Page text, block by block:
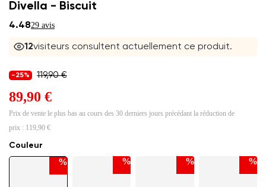
Divella - Biscuit
4.4829 avis
12visiteurs consultent actuellement ce produit.
Couleur
% % % %
-25% 119,90 €
89,90 €
Prix de vente le plus bas au cours des 30 derniers jours précédant la réduction de
prix : 119,90 €